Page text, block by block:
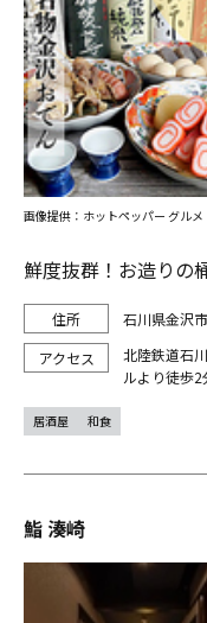
鮮度抜群！お造りの
石川県金沢
北陸鉄道石
ルより徒歩2
画像提供：ホットペッパー グルメ
居酒屋 和食
鮨 湊崎